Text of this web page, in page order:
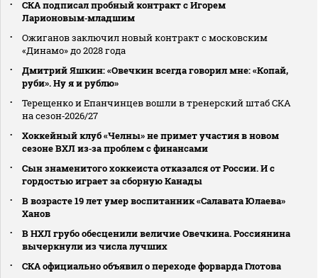
СКА подписал пробный контракт с Игорем
Ларионовым‑младшим
Ожиганов заключил новый контракт с московским
«Динамо» до 2028 года
Дмитрий Яшкин: «Овечкин всегда говорил мне: «Копай,
руби». Ну я и рублю»
Терещенко и Епанчинцев вошли в тренерский штаб СКА
на сезон‑2026/27
Хоккейный клуб «Челны» не примет участия в новом
сезоне ВХЛ из‑за проблем с финансами
Сын знаменитого хоккеиста отказался от России. И с
гордостью играет за сборную Канады
В возрасте 19 лет умер воспитанник «Салавата Юлаева»
Ханов
В НХЛ грубо обесценили величие Овечкина. Россиянина
вычеркнули из числа лучших
СКА официально объявил о переходе форварда Глотова